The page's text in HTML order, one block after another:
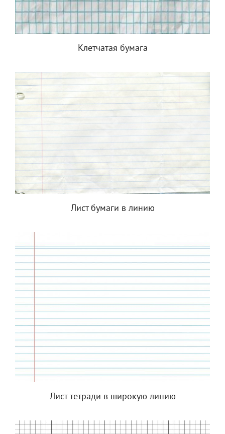
Клетчатая бумага
Лист бумаги в линию
Лист тетради в широкую линию